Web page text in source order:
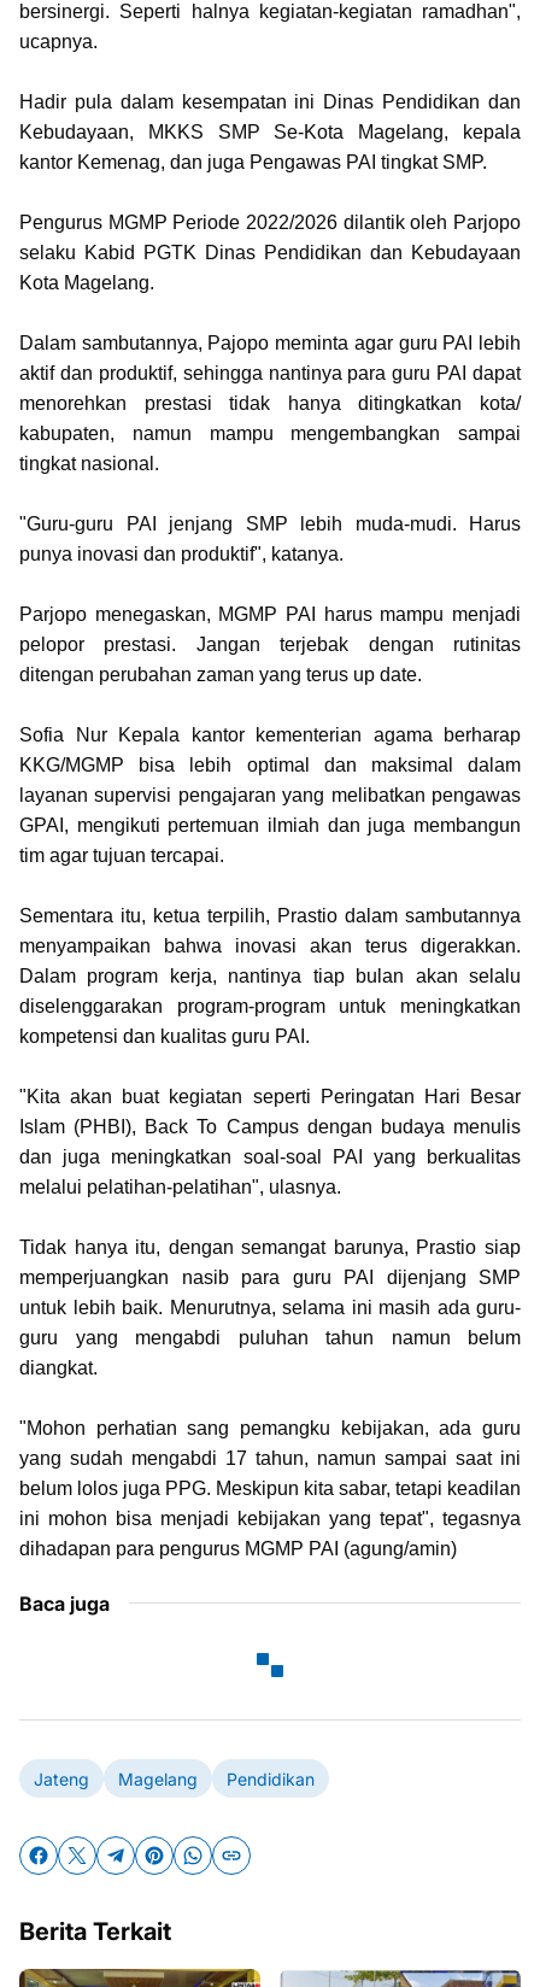
bersinergi. Seperti halnya kegiatan-kegiatan ramadhan",
ucapnya.
Hadir pula dalam kesempatan ini Dinas Pendidikan dan
Kebudayaan, MKKS SMP Se-Kota Magelang, kepala
kantor Kemenag, dan juga Pengawas PAI tingkat SMP.
Pengurus MGMP Periode 2022/2026 dilantik oleh Parjopo
selaku Kabid PGTK Dinas Pendidikan dan Kebudayaan
Kota Magelang.
Dalam sambutannya, Pajopo meminta agar guru PAI lebih
aktif dan produktif, sehingga nantinya para guru PAI dapat
menorehkan prestasi tidak hanya ditingkatkan kota/
kabupaten, namun mampu mengembangkan sampai
tingkat nasional.
"Guru-guru PAI jenjang SMP lebih muda-mudi. Harus
punya inovasi dan produktif", katanya.
Parjopo menegaskan, MGMP PAI harus mampu menjadi
pelopor prestasi. Jangan terjebak dengan rutinitas
ditengan perubahan zaman yang terus up date.
Sofia Nur Kepala kantor kementerian agama berharap
KKG/MGMP bisa lebih optimal dan maksimal dalam
layanan supervisi pengajaran yang melibatkan pengawas
GPAI, mengikuti pertemuan ilmiah dan juga membangun
tim agar tujuan tercapai.
Sementara itu, ketua terpilih, Prastio dalam sambutannya
menyampaikan bahwa inovasi akan terus digerakkan.
Dalam program kerja, nantinya tiap bulan akan selalu
diselenggarakan program-program untuk meningkatkan
kompetensi dan kualitas guru PAI.
"Kita akan buat kegiatan seperti Peringatan Hari Besar
Islam (PHBI), Back To Campus dengan budaya menulis
dan juga meningkatkan soal-soal PAI yang berkualitas
melalui pelatihan-pelatihan", ulasnya.
Tidak hanya itu, dengan semangat barunya, Prastio siap
memperjuangkan nasib para guru PAI dijenjang SMP
untuk lebih baik. Menurutnya, selama ini masih ada guru-
guru yang mengabdi puluhan tahun namun belum
diangkat.
"Mohon perhatian sang pemangku kebijakan, ada guru
yang sudah mengabdi 17 tahun, namun sampai saat ini
belum lolos juga PPG. Meskipun kita sabar, tetapi keadilan
ini mohon bisa menjadi kebijakan yang tepat", tegasnya
dihadapan para pengurus MGMP PAI (agung/amin)
Baca juga
Jateng Magelang Pendidikan
Berita Terkait